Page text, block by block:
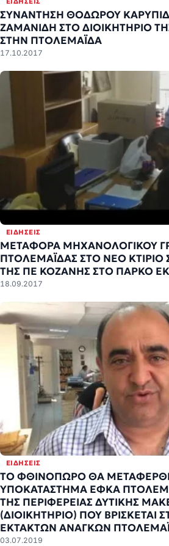
ΣΥΝΑΝΤΗΣΗ ΘΟΔΩΡΟΥ
ΖΑΜΑΝΙΔΗ ΣΤΟ ΔΙΟΙΚΗΤΗΡΙΟ
ΣΤΗΝ ΠΤΟΛΕΜΑΪΔΑ
17.10.2017
ΕΙΔΉΣΕΙΣ
ΜΕΤΑΦΟΡΑ ΜΗΧΑΝΟΛΟΓΙΚΟΥ
ΠΤΟΛΕΜΑΪΔΑΣ ΣΤΟ ΝΕΟ ΚΤΙΡΙΟ
ΤΗΣ ΠΕ ΚΟΖΑΝΗΣ ΣΤΟ ΠΑΡΚΟ
18.09.2017
ΕΙΔΉΣΕΙΣ
ΤΟ ΦΘΙΝΟΠΩΡΟ ΘΑ
ΥΠΟΚΑΤΑΣΤΗΜΑ ΕΦΚΑ
ΤΗΣ ΠΕΡΙΦΕΡΕΙΑΣ ΔΥΤΙΚΗΣ
(ΔΙΟΙΚΗΤΗΡΙΟ) ΠΟΥ ΒΡΙΣΚΕΤΑΙ
ΕΚΤΑΚΤΩΝ ΑΝΑΓΚΩΝ
03.07.2019